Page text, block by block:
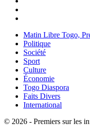
Matin Libre Togo,
Politique
Société
Sport
Culture
Économie
Togo Diaspora
Faits Divers
International
© 2026 - Premiers sur les